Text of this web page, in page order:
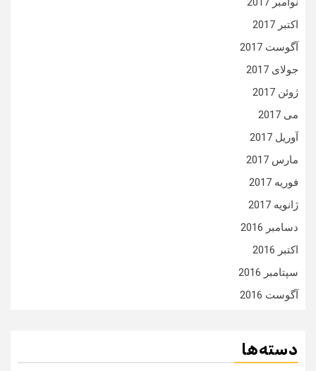
اکتبر 2017
آگوست 2017
جولای 2017
ژوئن 2017
می 2017
آوریل 2017
مارس 2017
فوریه 2017
ژانویه 2017
دسامبر 2016
اکتبر 2016
سپتامبر 2016
آگوست 2016
دسته‌ها